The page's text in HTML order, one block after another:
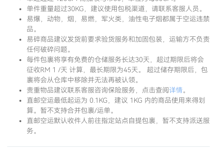
单件重量超过30KG，建议使用包税渠道，请联系客服人员。
易爆，动物，烟，易燃，军火类，油性电子烟都属于空运违禁
品。
易碎商品建议发货前要求验货服务和加固包装，运输方不负责
任何破碎问题。
每件包裹将享有免费的仓储服务长达30天，超过期限后将会
征收RM 1 /天 计算，最长期限为45天。 超过储存期限后，包
裹将会从仓库中移除并无法再被认领。
贵重物品建议联系客服咨询保险服务，点击查阅详情。
直邮空运最低起运为 0.1KG，建议 1KG 内的商品使用来得划
算。暂不支持合并包裹/运单。
直邮空运默认收件人前往指定站点自提包裹，暂不支持派送服
务。